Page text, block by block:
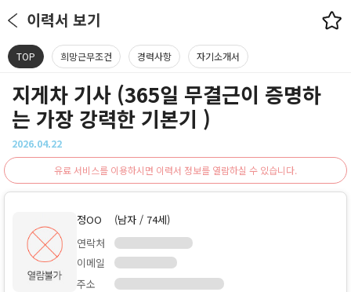
이력서 보기
TOP 희망근무조건 경력사항 자기소개서
지게차 기사 (365일 무결근이 증명하
는 가장 강력한 기본기 )
2026.04.22
유료 서비스를 이용하시면 이력서 정보를 열람하실 수 있습니다.
정OO
(남자 / 74세)
연락처
이메일
주소